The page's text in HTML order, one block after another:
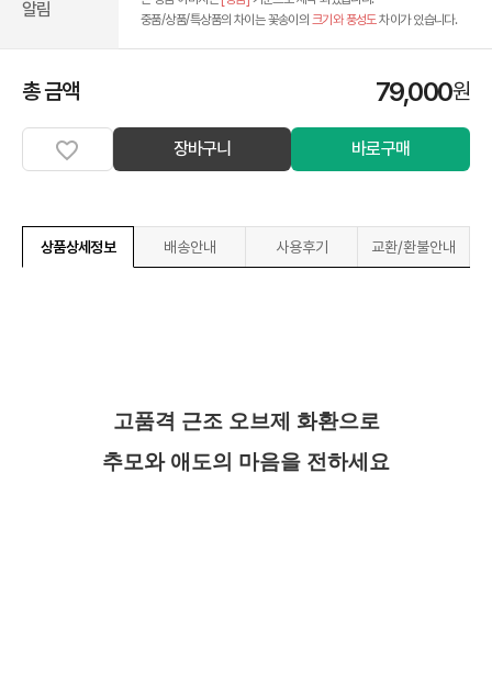
알림
중품/상품/특상품의 차이는 꽃송이의 크기와 풍성도차이가 있습니다.
총 금액 79,000원
장바구니 바로구매
상품상세정보 배송안내 사용후기 교환/환불안내
고품격 근조 오브제 화환으로
추모와 애도의 마음을 전하세요